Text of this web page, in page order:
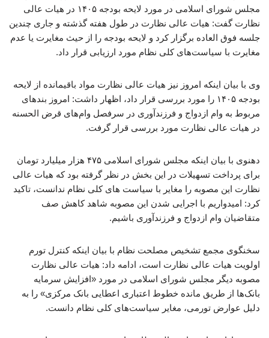
مجلس شورای اسلامی در مورد لایحه بودجه ۱۴۰۵ در هیات عالی
نظارت گفت: هیات عالی نظارت در طول هفته گذشته و جاری چندین
جلسه فوق العاده برگزار کرد و لایحه بودجه را از حیث مغایرت یا عدم
مغایرت با سیاست‌های کلی نظام مورد ارزیابی قرار داد.
وی با بیان اینکه امروز نیز هیات عالی نظارت مواد باقیمانده از لایحه
بودجه ۱۴۰۵ را مورد بررسی قرار داد، اظهار داشت: امروز بندهای
مربوط به وام ازدواج و فرزندآوری در سرفصل وام‌های قرض الحسنه
در هیات عالی نظارت مورد بررسی قرار گرفت.
دهنوی با بیان اینکه مجلس شورای اسلامی ۴۷۵ هزار میلیارد تومان
برای پرداخت تسهیلات در این بخش در نظر گرفته بود که هیات عالی
نظارت این مصوبه را مغایر با سیاست های کلی نظام ندانست، تاکید
کرد: امیدواریم با اجرایی شدن این مصوبه شاهد کاهش صف
متقاضیان وام ازدواج و فرزندآوری باشیم.
سخنگوی مجمع تشخیص مصلحت نظام با بیان اینکه کنترل تورم
اولویت هیات عالی نظارت است، ادامه داد: هیات عالی نظارت
مصوبه دیگر مجلس شورای اسلامی در مورد «افزایش سرمایه
بانک‌ها از طریق مانده خطوط اعتباری اعطایی بانک مرکزی» را به
دلیل عوارض تورمی، مغایر سیاست‌های کلی نظام دانست.